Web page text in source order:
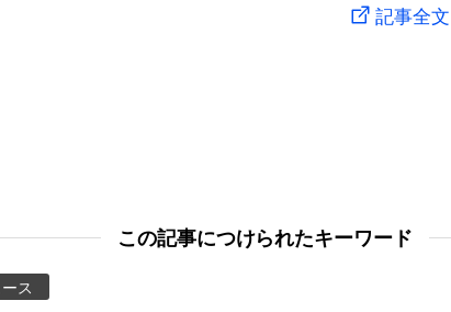
記事全
この記事につけられたキーワード
ス